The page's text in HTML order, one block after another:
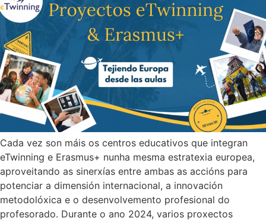
Cada vez son máis os centros educativos que integran
eTwinning e Erasmus+ nunha mesma estratexia europea,
aproveitando as sinerxías entre ambas as accións para
potenciar a dimensión internacional, a innovación
metodolóxica e o desenvolvemento profesional do
profesorado. Durante o ano 2024, varios proxectos